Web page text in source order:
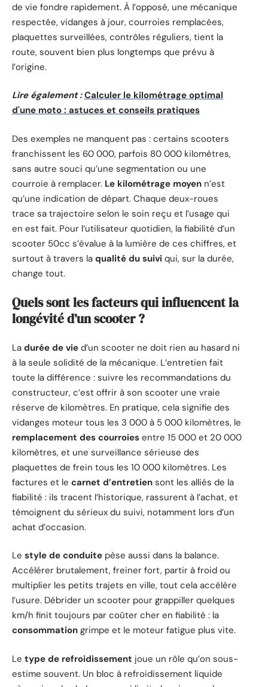
de vie fondre rapidement. À l’opposé, une mécanique
respectée, vidanges à jour, courroies remplacées,
plaquettes surveillées, contrôles réguliers, tient la
route, souvent bien plus longtemps que prévu à
l’origine.
Lire également : Calculer le kilométrage optimal
d'une moto : astuces et conseils pratiques
Des exemples ne manquent pas : certains scooters
franchissent les 60 000, parfois 80 000 kilomètres,
sans autre souci qu’une segmentation ou une
courroie à remplacer. Le kilométrage moyen n’est
qu’une indication de départ. Chaque deux-roues
trace sa trajectoire selon le soin reçu et l’usage qui
en est fait. Pour l’utilisateur quotidien, la fiabilité d’un
scooter 50cc s’évalue à la lumière de ces chiffres, et
surtout à travers la qualité du suivi qui, sur la durée,
change tout.
Quels sont les facteurs qui influencent la
longévité d’un scooter ?
La durée de vie d’un scooter ne doit rien au hasard ni
à la seule solidité de la mécanique. L’entretien fait
toute la différence : suivre les recommandations du
constructeur, c’est offrir à son scooter une vraie
réserve de kilomètres. En pratique, cela signifie des
vidanges moteur tous les 3 000 à 5 000 kilomètres, le
remplacement des courroies entre 15 000 et 20 000
kilomètres, et une surveillance sérieuse des
plaquettes de frein tous les 10 000 kilomètres. Les
factures et le carnet d’entretien sont les alliés de la
fiabilité : ils tracent l’historique, rassurent à l’achat, et
témoignent du sérieux du suivi, notamment lors d’un
achat d’occasion.
Le style de conduite pèse aussi dans la balance.
Accélérer brutalement, freiner fort, partir à froid ou
multiplier les petits trajets en ville, tout cela accélère
l’usure. Débrider un scooter pour grappiller quelques
km/h finit toujours par coûter cher en fiabilité : la
consommation grimpe et le moteur fatigue plus vite.
Le type de refroidissement joue un rôle qu’on sous-
estime souvent. Un bloc à refroidissement liquide